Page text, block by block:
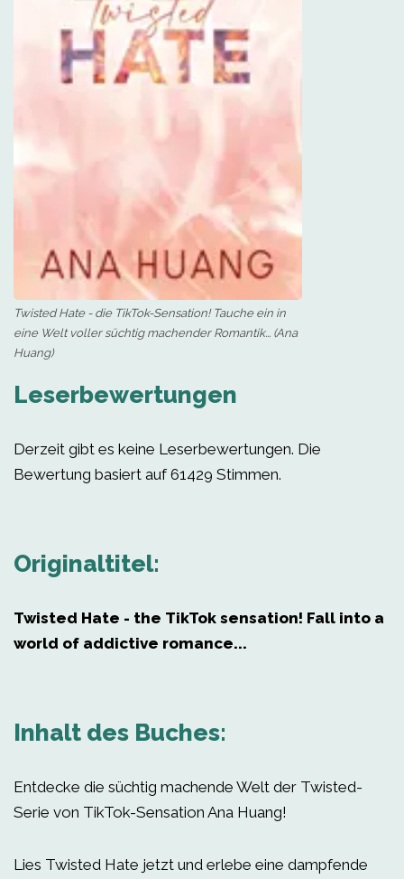
Twisted Hate - die TikTok-Sensation! Tauche ein in
eine Welt voller süchtig machender Romantik... (Ana
Huang)
Leserbewertungen
Derzeit gibt es keine Leserbewertungen. Die
Bewertung basiert auf 61429 Stimmen.
Originaltitel:
Twisted Hate - the TikTok sensation! Fall into a
world of addictive romance...
Inhalt des Buches:
Entdecke die süchtig machende Welt der Twisted-
Serie von TikTok-Sensation Ana Huang!
Lies Twisted Hate jetzt und erlebe eine dampfende